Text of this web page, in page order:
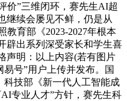
价”三维闭环，赛先生AI超
继续会屡见不鲜，仍是从
教育部《2023-2027年根本
辟出系列深受家长和学生喜
声明：以上内容(若有图片
号”用户上传并发布。国
科技部《新一代人工智能成
专业人才”方针，赛先生科